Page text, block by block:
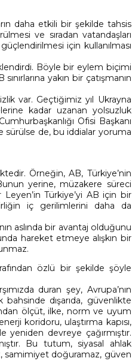
daha etkili bir şekilde tahsis
ve sıradan vatandaşları
için kullanılması
Böyle bir eylem biçimi
yakın bir çatışmanın
var. Geçtiğimiz yıl Ukrayna
kadar uzanan yolsuzluk
Ofisi Başkanı
sürülse de, bu iddialar yoruma
Örneğin, AB, Türkiye’nin
yerine, müzakere süreci
Türkiye’yi AB için bir
iç gerilimlerini daha da
aslında bir avantaj olduğunu
hareket etmeye alışkın bir
özlü bir şekilde şöyle
duran şey, Avrupa’nın
bahsinde dışarıda, güvenlikte
ölçüt, ilke, norm ve uyum
koridoru, ulaştırma kapısı,
devreye çağırmıştır.
Bu tutum, siyasal ahlak
samimiyet doğuramaz, güven